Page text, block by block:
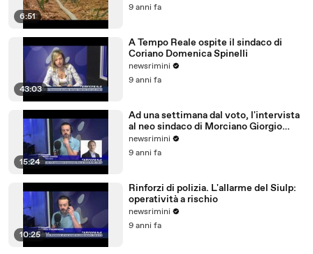
6:51
9 anni fa
43:03
A Tempo Reale ospite il sindaco di
Coriano Domenica Spinelli
newsrimini
9 anni fa
15:24
Ad una settimana dal voto, l'intervista
al neo sindaco di Morciano Giorgio
Ciotti
newsrimini
9 anni fa
10:25
Rinforzi di polizia. L'allarme del Siulp:
operatività a rischio
newsrimini
9 anni fa